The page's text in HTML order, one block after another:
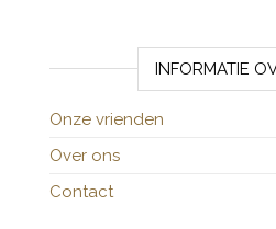
INFORMATIE
Onze vrienden
Over ons
Contact